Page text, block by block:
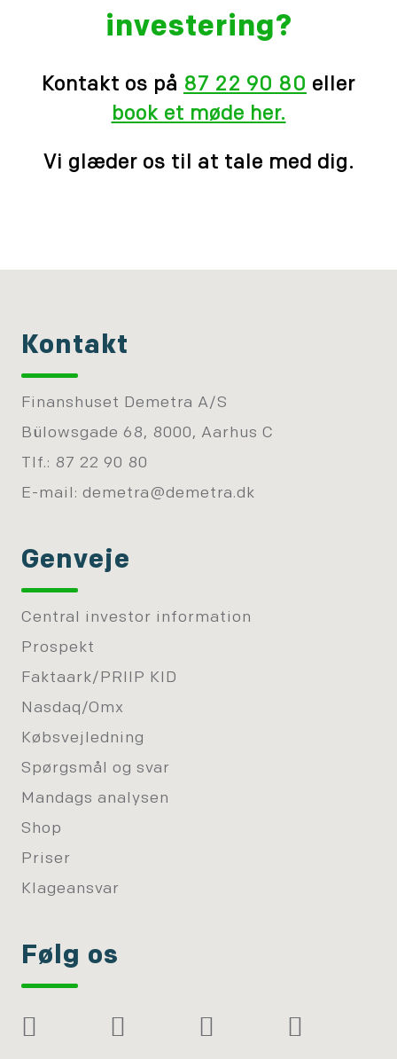
investering?
Kontakt os på 87 22 90 80 eller
book et møde her.
Vi glæder os til at tale med dig.
Kontakt
Finanshuset Demetra A/S
Bülowsgade 68, 8000, Aarhus C
Tlf.: 87 22 90 80
E-mail: demetra@demetra.dk
Genveje
Central investor information
Prospekt
Faktaark/PRIIP KID
Nasdaq/Omx
Købsvejledning
Spørgsmål og svar
Mandags analysen
Shop
Priser
Klageansvar
Følg os